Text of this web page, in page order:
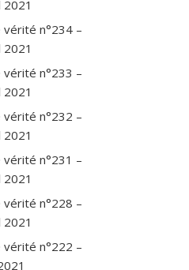
vérité n°234 –
vérité n°233 –
vérité n°232 –
vérité n°231 –
vérité n°228 –
vérité n°222 –